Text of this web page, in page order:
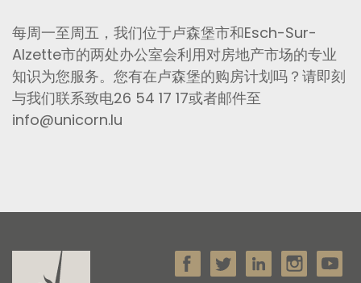
每周一至周五，我们位于卢森堡市和Esch-Sur-
Alzette市的两处办公室会利用对房地产市场的专业
知识为您服务。您有在卢森堡的购房计划吗？请即刻
与我们联系致电26 54 17 17或者邮件至
info@unicorn.lu